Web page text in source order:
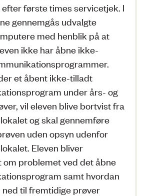
første times servicetjek. I
gennemgås udvalgte
med henblik på at
ikke har åbne ikke-
et åbent ikke-tilladt
under års- og
vil eleven blive bortvist fra
og skal gennemføre
uden opsyn udenfor
Eleven bliver
om problemet ved det åbne
samt hvordan
til fremtidige prøver